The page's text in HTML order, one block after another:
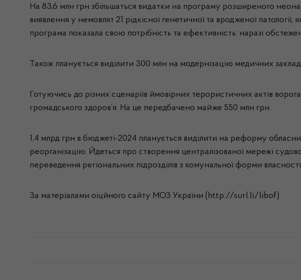
На 83,6 млн грн збільшаться видатки на програму розширеного
виявлення у немовлят 21 рідкісної генетичної та вродженої
програма показала свою потрібність та ефективність: наразі
Також планується виділити 300 млн на модернізацію медичних
Готуючись до різних сценаріїв ймовірних терористичних актів
громадського здоров’я. На це передбачено майже 550 млн грн.
1,4 млрд грн в бюджеті-2024 планується виділити на реформу
реорганізацію. Йдеться про створення централізованої мережі
переведення регіональних підрозділів з комунальної форми
За матеріалами оіцйного сайту МОЗ України (http://surl.li/libof)